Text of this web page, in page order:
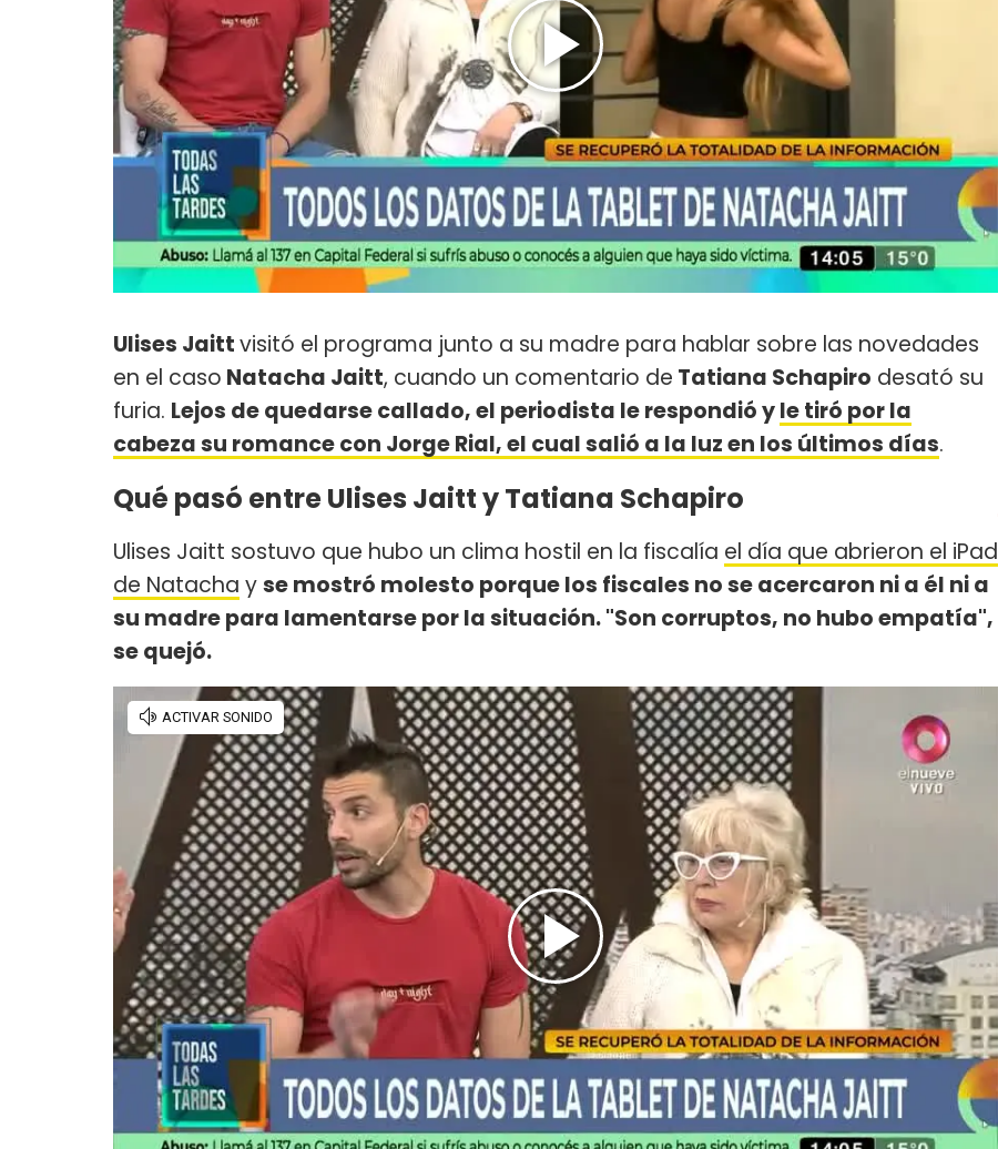
Ulises Jaittvisitó el programa junto a su madre para hablar sobre las novedades
en el caso Natacha Jaitt, cuando un comentario de Tatiana Schapiro desató su
furia. Lejos de quedarse callado, el periodista le respondió yle tiró por la
cabeza su romance con Jorge Rial, el cual salió a la luz en los últimos días.
Qué pasó entre Ulises Jaitt y Tatiana Schapiro
Ulises Jaitt sostuvo que hubo un clima hostil en la fiscalía el día que abrieron el iPad
de Natacha yse mostró molesto porque los fiscales no se acercaron ni a él ni a
su madre para lamentarse por la situación. "Son corruptos, no hubo empatía",
se quejó.